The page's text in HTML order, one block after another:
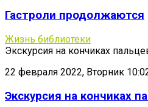
Гастроли продолжаются
Жизнь библиотеки
Экскурсия на кончиках
22 февраля 2022, Вторник
Экскурсия на кончиках